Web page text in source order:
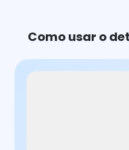
Como usar o